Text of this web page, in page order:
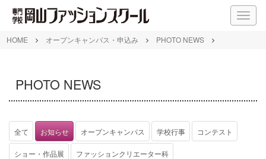
M
E
HOME オープンキャンパス・申込み PHOTO NEWS
PHOTO NEWS
全て お知らせ オープンキャンパス 学校行事 コンテスト
ショー・作品展 ファッションクリエーター科